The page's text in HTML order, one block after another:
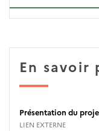
En savoir
Présentation du
LIEN EXTERNE